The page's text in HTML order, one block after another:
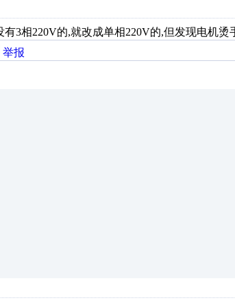
3相220V的,就改成单相220V的,但发现电机烫
举报